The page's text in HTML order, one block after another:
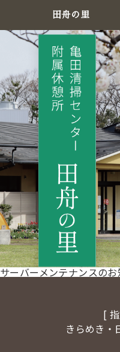
田舟の里
サーバーメンテナンスの
[
きらめき・